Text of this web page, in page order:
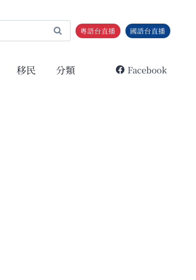
粵語台直播 國語台直播
移民 分類 Facebook